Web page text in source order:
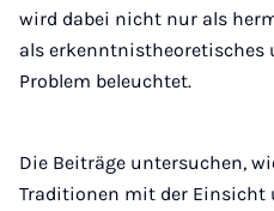
wird dabei nicht nur als
als erkenntnistheoretisches
Problem beleuchtet.
Die Beiträge untersuchen,
Traditionen mit der Einsicht